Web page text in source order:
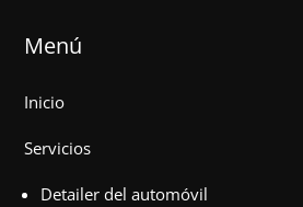
Menú
Inicio
Servicios
Detailer del automóvil